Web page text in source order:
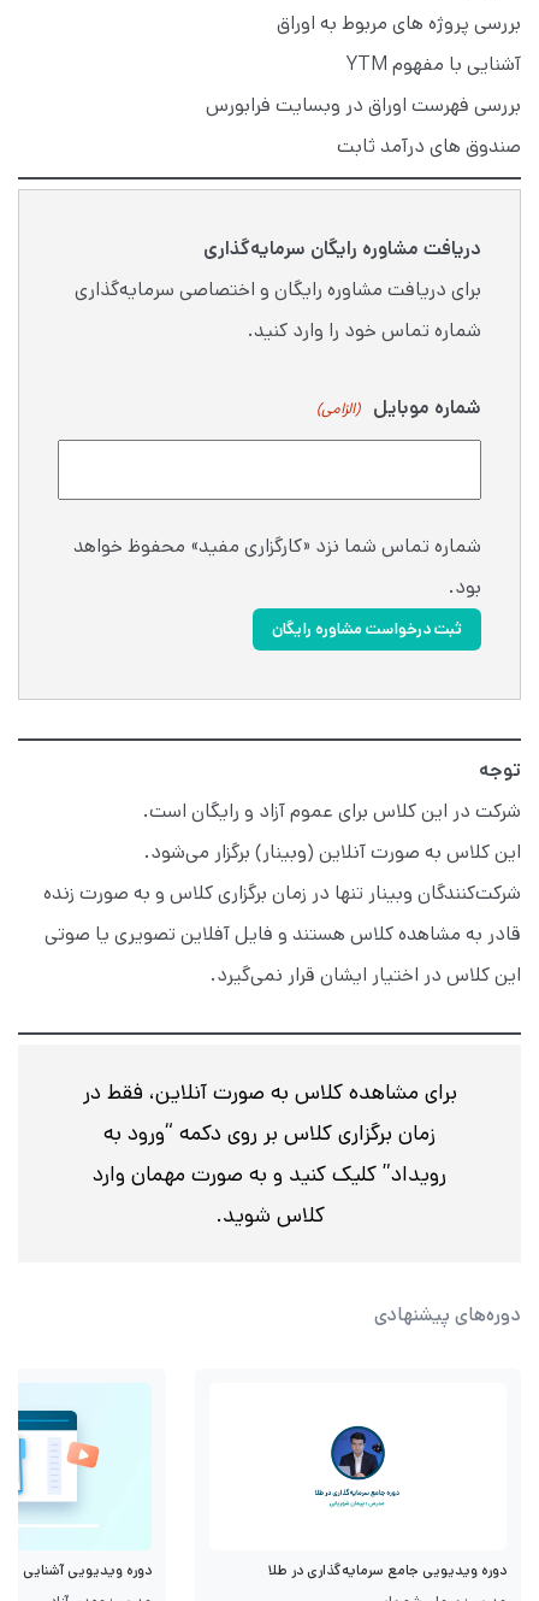
بررسی پروژه های مربوط به اوراق
آشنایی با مفهوم YTM
بررسی فهرست اوراق در وبسایت فرابورس
صندوق های درآمد ثابت
دریافت مشاوره رایگان سرمایه‌گذاری
برای دریافت مشاوره رایگان و اختصاصی سرمایه‌گذاری
شماره تماس خود را وارد کنید.
شماره موبایل (الزامی)
شماره تماس شما نزد «کارگزاری مفید» محفوظ خواهد
بود.
ثبت درخواست مشاوره رایگان
توجه
شرکت در این کلاس برای عموم آزاد و رایگان است.
این کلاس به صورت آنلاین (وبینار) برگزار می‌شود.
شرکت‌کنندگان وبینار تنها در زمان برگزاری کلاس و به صورت زنده
قادر به مشاهده کلاس هستند و فایل آفلاین تصویری یا صوتی
این کلاس در اختیار ایشان قرار نمی‌گیرد.
برای مشاهده کلاس به صورت آنلاین، فقط در
زمان برگزاری کلاس بر روی دکمه “ورود به
رویداد” کلیک کنید و به صورت مهمان وارد
کلاس شوید.
دوره‌های پیشنهادی
دوره ویدیویی جامع سرمایه‌گذاری در طلا
دوره ویدیویی آشنایی با